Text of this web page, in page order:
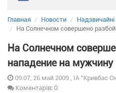
Главная Новости
Надзвичайні
На Солнечном совершено
На Солнечном
нападение на мужчину
09:07, 26 май 2009 , ІА "Кривбас
Коментарів: 0